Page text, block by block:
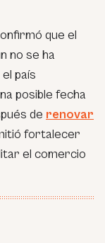
que el
no se ha
país
posible fecha
de renovar
fortalecer
el comercio